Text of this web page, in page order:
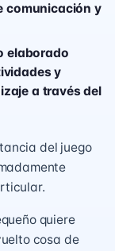
comunicación y
elaborado
y
a través del
del juego
quiere
cosa de